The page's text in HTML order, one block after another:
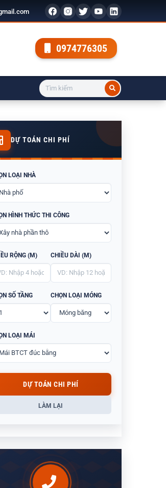
0974776305
DỰ TOÁN CHI PHÍ
LOẠI NHÀ
HÌNH THỨC THI CÔNG
RỘNG (M) CHIỀU DÀI (M)
SỐ TẦNG CHỌN LOẠI MÓNG
LOẠI MÁI
DỰ TOÁN CHI PHÍ
LÀM LẠI